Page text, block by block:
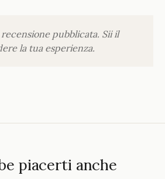
pubblicata. Sii il
la tua esperienza.
piacerti anche